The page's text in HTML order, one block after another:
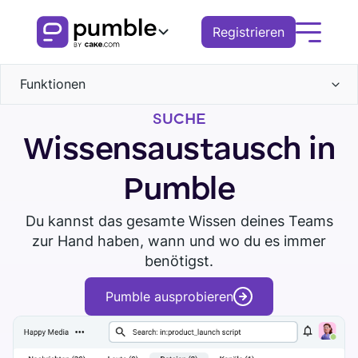
Registrieren
Produkt
Nachrichten
Benachrichtigungen
ZUSSAMENARBEIT
Lösungen
Remote
Finanzen
Bildung
ENTDECKEN
Pumble-Leitfäden
Pumble herunterladen Tour ansehen Demo buchen
Funktionen
Kanäle
Zusammenarbeit
Sprachnachrichten
Videonachrichten
Gespräch
Benachrichtigungen
Verwaltung des Arbeitsbereichs
Geschäfte
SUCHE
Wissensaustausch in
Pumble
Du kannst das gesamte Wissen deines Teams
zur Hand haben, wann und wo du es immer
benötigst.
Pumble ausprobieren